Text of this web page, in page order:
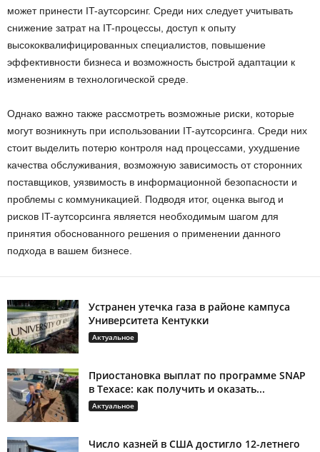
может принести IT-аутсорсинг. Среди них следует учитывать
снижение затрат на IT-процессы, доступ к опыту
высококвалифицированных специалистов, повышение
эффективности бизнеса и возможность быстрой адаптации к
изменениям в технологической среде.
Однако важно также рассмотреть возможные риски, которые
могут возникнуть при использовании IT-аутсорсинга. Среди них
стоит выделить потерю контроля над процессами, ухудшение
качества обслуживания, возможную зависимость от сторонних
поставщиков, уязвимость в информационной безопасности и
проблемы с коммуникацией. Подводя итог, оценка выгод и
рисков IT-аутсорсинга является необходимым шагом для
принятия обоснованного решения о применении данного
подхода в вашем бизнесе.
Устранен утечка газа в районе кампуса
Университета Кентукки
Актуальное
Приостановка выплат по программе SNAP
в Техасе: как получить и оказать...
Актуальное
Число казней в США достигло 12-летнего